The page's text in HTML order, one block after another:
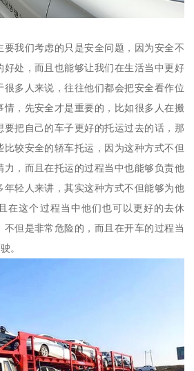
我们考虑的只是安全问题，因为安全不
好处，而且也能够让我们在生活当中更好
很多人来说，往往他们都会把安全看作位
情，先安全才是重要的，比如很多人在搬
把自己的车子更好的托运过去的话，那
较安全的轿车托运，因为这种方式不但
力，而且在托运的过程当中也能够负责他
年轻人来讲，其实这种方式不但能够为他
在这个过程当中他们也可以更好的去休
不但是非常危险的，而且在开车的过程当
。